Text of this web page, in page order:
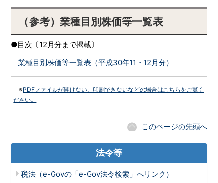
（参考）業種目別株価等一覧表
●目次〔12月分まで掲載〕
業種目別株価等一覧表（平成30年11・12月分）
※PDFファイルが開けない、印刷できないなどの場合はこちらをご覧く
ださい。
このページの先頭へ
法令等
税法（e-Govの「e-Gov法令検索」へリンク）